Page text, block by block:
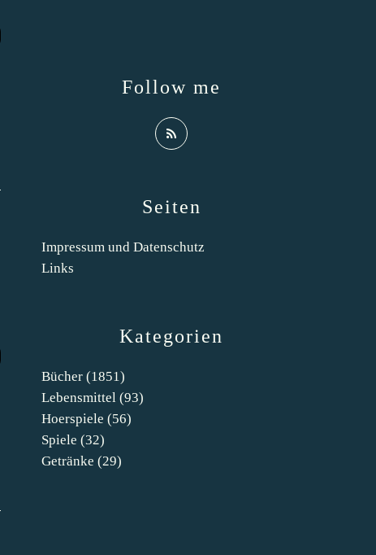
Kategorien
Bücher (1851)
Lebensmittel (93)
Hoerspiele (56)
Spiele (32)
Getränke (29)
Seiten
Impressum und Datenschutz
Links
Follow me